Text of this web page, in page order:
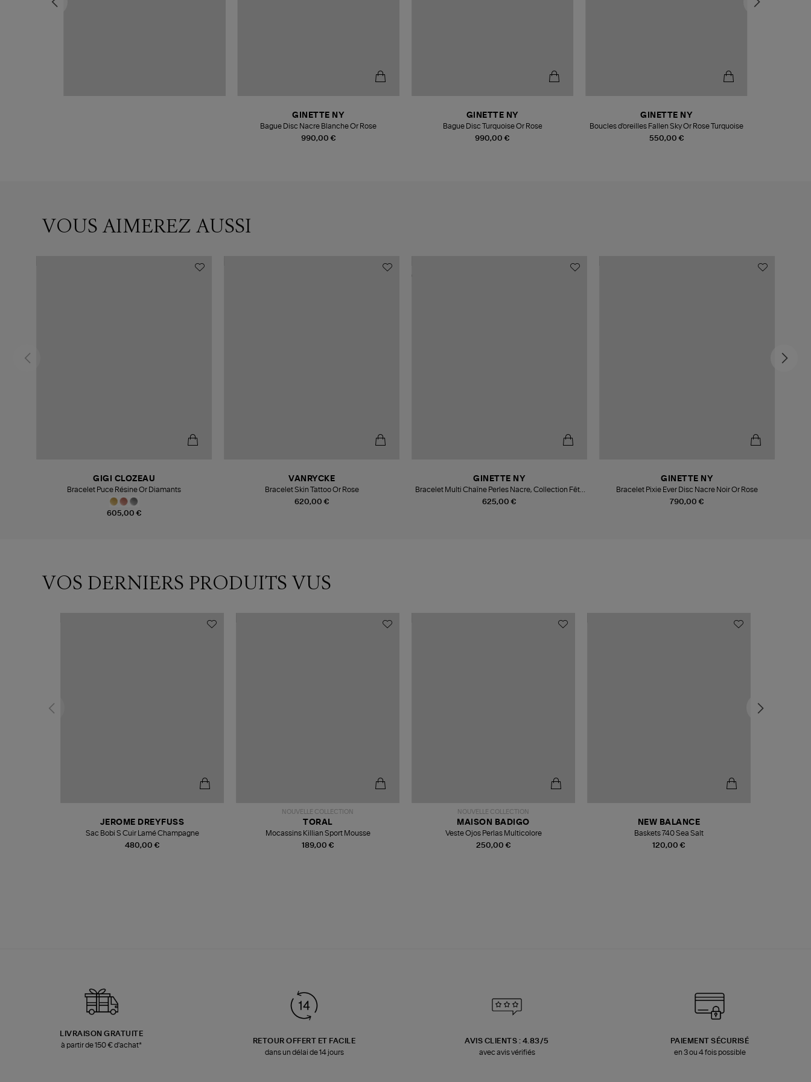
990,00 €
GINETTE NY
Bague Disc Nacre Blanche Or Rose
990,00 €
GINETTE NY
Bague Disc Turquoise Or Rose
550,00 €
GINETTE NY
Boucles d'oreilles Fallen Sky Or Rose Turquoise
VOUS AIMEREZ AUSSI
605,00 €
GIGI CLOZEAU
Bracelet Puce Résine Or Diamants
620,00 €
VANRYCKE
Bracelet Skin Tattoo Or Rose
625,00 €
GINETTE NY
Bracelet Multi Chaîne Perles Nacre, Collection Fête
des Mères
790,00 €
GINETTE NY
Bracelet Pixie Ever Disc Nacre Noir Or Rose
VOS DERNIERS PRODUITS VUS
480,00 €
JEROME DREYFUSS
Sac Bobi S Cuir Lamé Champagne
NOUVELLE COLLECTION
189,00 €
TORAL
Mocassins Killian Sport Mousse
NOUVELLE COLLECTION
250,00 €
MAISON BADIGO
Veste Ojos Perlas Multicolore
120,00 €
NEW BALANCE
Baskets 740 Sea Salt
LIVRAISON GRATUITE
à partir de 150 € d'achat*
RETOUR OFFERT ET FACILE
dans un délai de 14 jours
AVIS CLIENTS : 4.83/5
avec avis vérifiés
PAIEMENT SÉCURISÉ
en 3 ou 4 fois possible